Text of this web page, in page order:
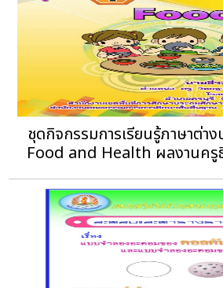
ชุดกิจกรรมการเรียนรู้ภาษาต่าง
Food and Health ผลงานครู